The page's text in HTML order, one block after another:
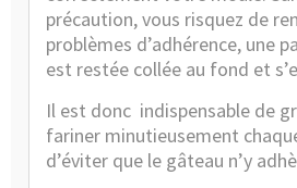
précaution, vous risquez de
problèmes d’adhérence, une
est restée collée au fond et
Il est donc indispensable de
fariner minutieusement
d’éviter que le gâteau n’y